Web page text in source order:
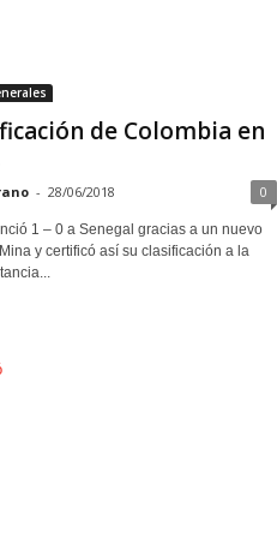
de Colombia en
- 28/06/2018 0
1 – 0 a Senegal gracias a un nuevo
y certificó así su clasificación a la